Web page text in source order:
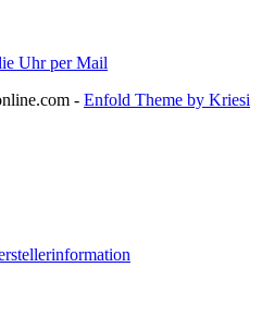
Uhr per Mail
- Enfold Theme by Kriesi